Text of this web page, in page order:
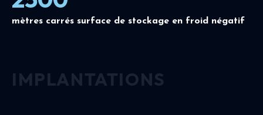
mètres carrés surface de stockage en froid négatif
IMPLANTATIONS